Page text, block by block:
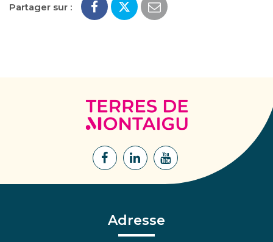
Partager sur :
Terres
de
Lien
Facebook
Lien
Linkedin
Lien
Adresse